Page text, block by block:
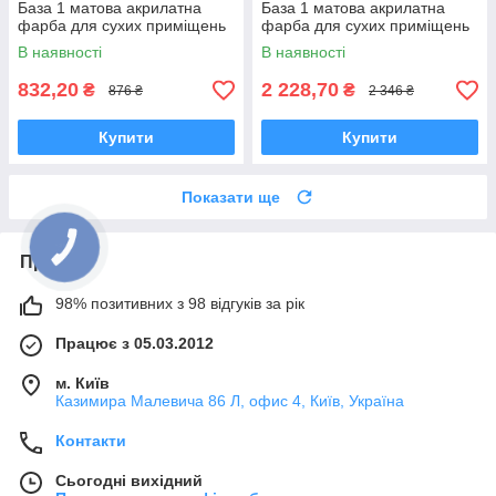
База 1 матова акрилатна
фарба для сухих приміщень
В наявності
832,20 ₴ 876 ₴
Купити
База 1 матова акрилатна
фарба для сухих приміщень
В наявності
2 228,70 ₴ 2 346 ₴
Купити
Показати ще
Про нас
98% позитивних з 98 відгуків за рік
Працює з 05.03.2012
м. Київ
Казимира Малевича 86 Л, офис 4, Київ, Україна
Контакти
Сьогодні вихідний